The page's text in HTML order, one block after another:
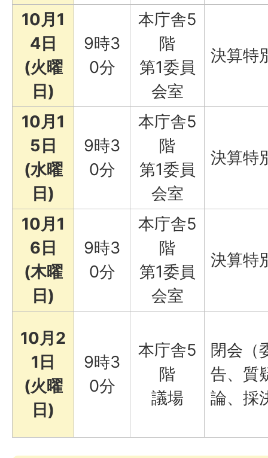
10月1
4日
(火曜
日)
9時3
0分
本庁舎5
階
第1委員
会室
決算特
10月1
5日
(水曜
日)
9時3
0分
本庁舎5
階
第1委員
会室
決算特
10月1
6日
(木曜
日)
9時3
0分
本庁舎5
階
第1委員
会室
決算特
10月2
1日
(火曜
日)
9時3
0分
本庁舎5
階
議場
閉会（
告、質
論、採